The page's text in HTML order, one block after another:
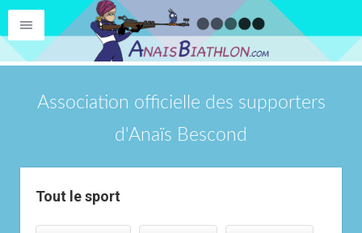
Association officielle des supporters
d'Anaïs Bescond
Tout le sport